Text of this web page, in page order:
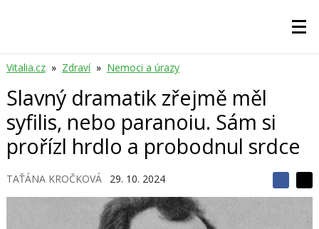
Vitalia.cz » Zdraví » Nemoci a úrazy
Slavný dramatik zřejmě měl
syfilis, nebo paranoiu. Sám si
prořízl hrdlo a probodnul srdce
TAŤÁNA KROČKOVÁ 29. 10. 2024
SS